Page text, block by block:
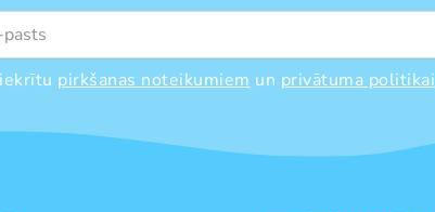
pirkšanas noteikumiem un privātuma politikai